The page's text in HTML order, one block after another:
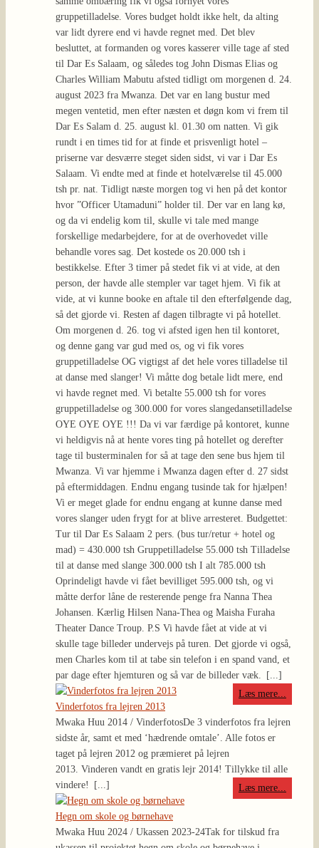
gruppetilladelse. Vores budget holdt ikke helt, da alting
var lidt dyrere end vi havde regnet med. Det blev
besluttet, at formanden og vores kasserer ville tage af sted
til Dar Es Salaam, og således tog John Dismas Elias og
Charles William Mabutu afsted tidligt om morgenen d. 24.
august 2023 fra Mwanza. Det var en lang bustur med
megen ventetid, men efter næsten et døgn kom vi frem til
Dar Es Salam d. 25. august kl. 01.30 om natten. Vi gik
rundt i en times tid for at finde et prisvenligt hotel –
priserne var desværre steget siden sidst, vi var i Dar Es
Salaam. Vi endte med at finde et hotelværelse til 45.000
tsh pr. nat. Tidligt næste morgen tog vi hen på det kontor
hvor ”Officer Utamaduni” holder til. Der var en lang kø,
og da vi endelig kom til, skulle vi tale med mange
forskellige medarbejdere, for at de overhovedet ville
behandle vores sag. Det kostede os 20.000 tsh i
bestikkelse. Efter 3 timer på stedet fik vi at vide, at den
person, der havde alle stempler var taget hjem. Vi fik at
vide, at vi kunne booke en aftale til den efterfølgende dag,
så det gjorde vi. Resten af dagen tilbragte vi på hotellet.
Om morgenen d. 26. tog vi afsted igen hen til kontoret,
og denne gang var gud med os, og vi fik vores
gruppetilladelse OG vigtigst af det hele vores tilladelse til
at danse med slanger! Vi måtte dog betale lidt mere, end
vi havde regnet med. Vi betalte 55.000 tsh for vores
gruppetilladelse og 300.000 for vores slangedansetilladelse
OYE OYE OYE !!! Da vi var færdige på kontoret, kunne
vi heldigvis nå at hente vores ting på hotellet og derefter
tage til busterminalen for så at tage den sene bus hjem til
Mwanza. Vi var hjemme i Mwanza dagen efter d. 27 sidst
på eftermiddagen. Endnu engang tusinde tak for hjælpen!
Vi er meget glade for endnu engang at kunne danse med
vores slanger uden frygt for at blive arresteret. Budgettet:
Tur til Dar Es Salaam 2 pers. (bus tur/retur + hotel og
mad) = 430.000 tsh Gruppetilladelse 55.000 tsh Tilladelse
til at danse med slange 300.000 tsh I alt 785.000 tsh
Oprindeligt havde vi fået bevilliget 595.000 tsh, og vi
måtte derfor låne de resterende penge fra Nanna Thea
Johansen. Kærlig Hilsen Nana-Thea og Maisha Furaha
Theater Dance Troup. P.S Vi havde fået at vide at vi
skulle tage billeder undervejs på turen. Det gjorde vi også,
men Charles kom til at tabe sin telefon i en spand vand, et
par dage efter hjemturen og så var de billeder væk.
[...]
Læs mere...
Vinderfotos fra lejren 2013
Mwaka Huu 2014 / VinderfotosDe 3 vinderfotos fra lejren
sidste år, samt et med ‘hædrende omtale’. Alle fotos er
taget på lejren 2012 og præmieret på lejren
2013. Vinderen vandt en gratis lejr 2014! Tillykke til alle
vindere!
[...] Læs mere...
Hegn om skole og børnehave
Mwaka Huu 2024 / Ukassen 2023-24Tak for tilskud fra